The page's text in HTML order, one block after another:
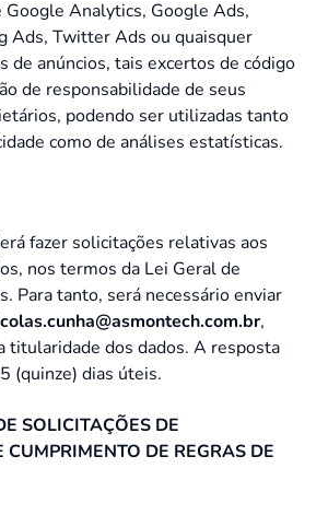
Google Analytics, Google Ads,
Ads, Twitter Ads ou quaisquer
de anúncios, tais excertos de código
de responsabilidade de seus
podendo ser utilizadas tanto
como de análises estatísticas.
fazer solicitações relativas aos
nos termos da Lei Geral de
Para tanto, será necessário enviar
,
titularidade dos dados. A resposta
(quinze) dias úteis.
SOLICITAÇÕES DE
DE REGRAS DE